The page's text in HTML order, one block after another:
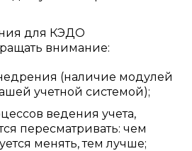
для КЭДО
внимание:
(наличие модулей
учетной системой);
ведения учета,
пересматривать: чем
менять, тем лучше;